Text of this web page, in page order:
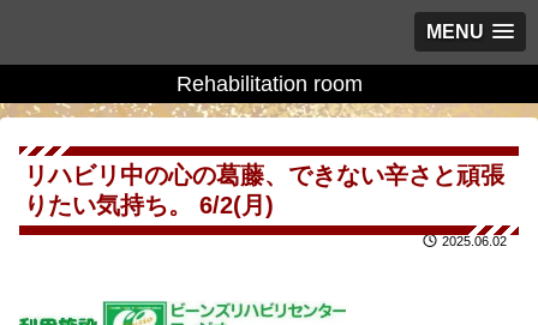
MENU
Rehabilitation room
リハビリ中の心の葛藤、できない辛さと頑張
りたい気持ち。 6/2(月)
2025.06.02